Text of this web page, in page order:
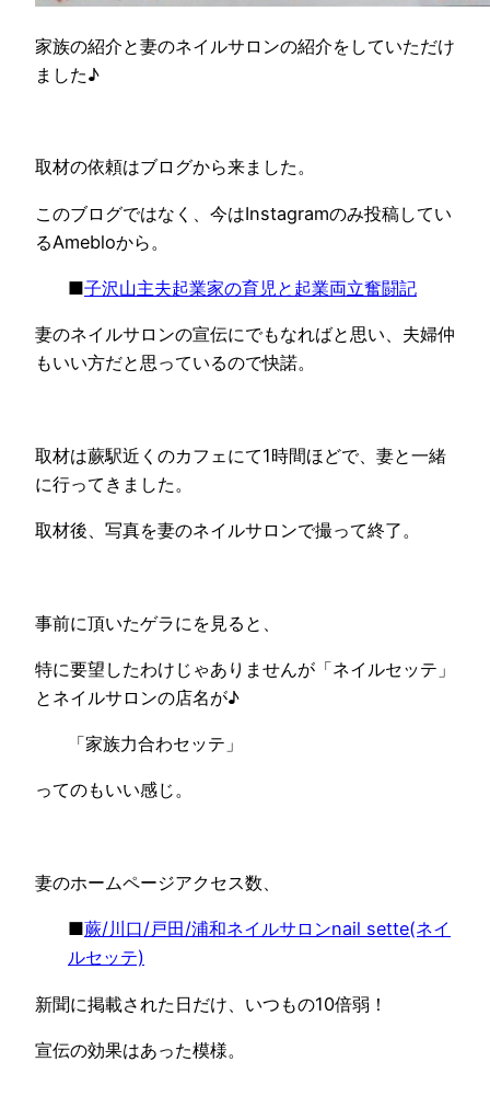
家族の紹介と妻のネイルサロンの紹介をしていただけ
ました♪
取材の依頼はブログから来ました。
このブログではなく、今はInstagramのみ投稿してい
るAmebloから。
■子沢山主夫起業家の育児と起業両立奮闘記
妻のネイルサロンの宣伝にでもなればと思い、夫婦仲
もいい方だと思っているので快諾。
取材は蕨駅近くのカフェにて1時間ほどで、妻と一緒
に行ってきました。
取材後、写真を妻のネイルサロンで撮って終了。
事前に頂いたゲラにを見ると、
特に要望したわけじゃありませんが「ネイルセッテ」
とネイルサロンの店名が♪
「家族力合わセッテ」
ってのもいい感じ。
妻のホームページアクセス数、
■蕨/川口/戸田/浦和ネイルサロンnail sette(ネイ
ルセッテ)
新聞に掲載された日だけ、いつもの10倍弱！
宣伝の効果はあった模様。